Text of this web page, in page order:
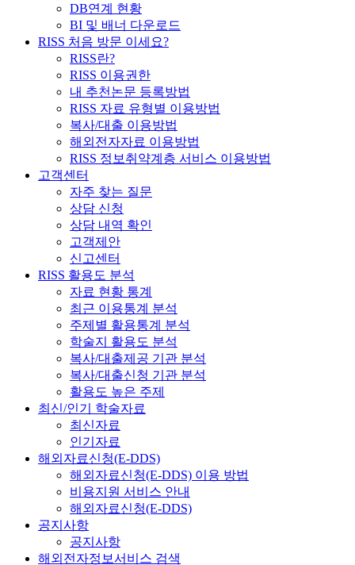
DB연계 현황
BI 및 배너 다운로드
RISS 처음 방문 이세요?
RISS란?
RISS 이용권한
내 추천논문 등록방법
RISS 자료 유형별 이용방법
복사/대출 이용방법
해외전자자료 이용방법
RISS 정보취약계층 서비스 이용방법
고객센터
자주 찾는 질문
상담 신청
상담 내역 확인
고객제안
신고센터
RISS 활용도 분석
자료 현황 통계
최근 이용통계 분석
주제별 활용통계 분석
학술지 활용도 분석
복사/대출제공 기관 분석
복사/대출신청 기관 분석
활용도 높은 주제
최신/인기 학술자료
최신자료
인기자료
해외자료신청(E-DDS)
해외자료신청(E-DDS) 이용 방법
비용지원 서비스 안내
해외자료신청(E-DDS)
공지사항
공지사항
해외전자정보서비스 검색